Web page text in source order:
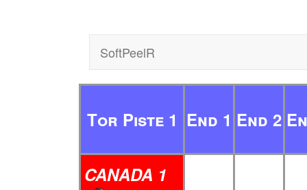
SoftPeelR
Tor Piste 1 End 1 End 2
CANADA 1